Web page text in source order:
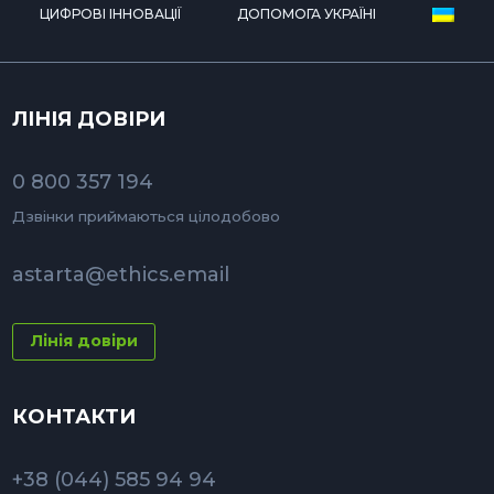
ЦИФРОВІ ІННОВАЦІЇ
ДОПОМОГА УКРАЇНІ
ЛІНІЯ ДОВІРИ
0 800 357 194
Дзвінки приймаються цілодобово
astarta@ethics.email
Лінія довіри
КОНТАКТИ
+38 (044) 585 94 94